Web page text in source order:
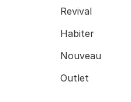
Revival
Habiter
Nouveau
Outlet